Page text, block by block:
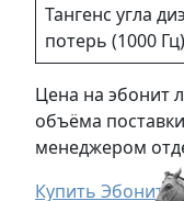
Тангенс угла
потерь (1000 Гц)
Цена на эбонит
объёма
менеджером
Купить Эбонит